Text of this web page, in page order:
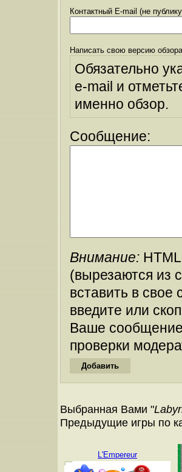
Контактный E-mail (не
Написать свою версию
Обязательно
e-mail и
именно обзор.
Сообщение:
Внимание:
(вырезаются из
вставить в
введите или
Ваше
проверки
Выбранная Вами "
Предыдущие игры по
L'Empereur